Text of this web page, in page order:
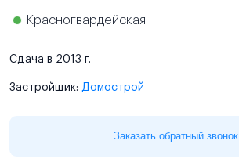
Красногвардейская
Сдача в 2013 г.
Застройщик: Домострой
Заказать обратный звонок